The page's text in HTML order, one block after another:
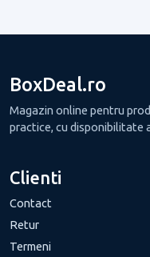
BoxDeal.ro
Magazin online pentru
practice, cu disponibilitate
Clienti
Contact
Retur
Termeni